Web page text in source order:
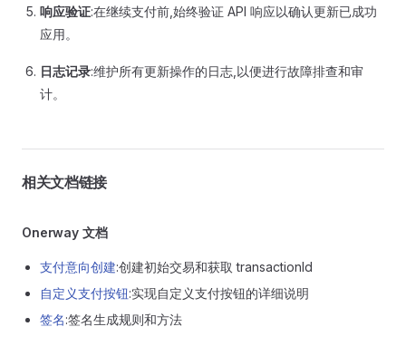
响应验证:在继续支付前,始终验证 API 响应以确认更新已成功
应用。
日志记录:维护所有更新操作的日志,以便进行故障排查和审
计。
相关文档链接
Onerway 文档
支付意向创建:创建初始交易和获取 transactionId
自定义支付按钮:实现自定义支付按钮的详细说明
签名:签名生成规则和方法